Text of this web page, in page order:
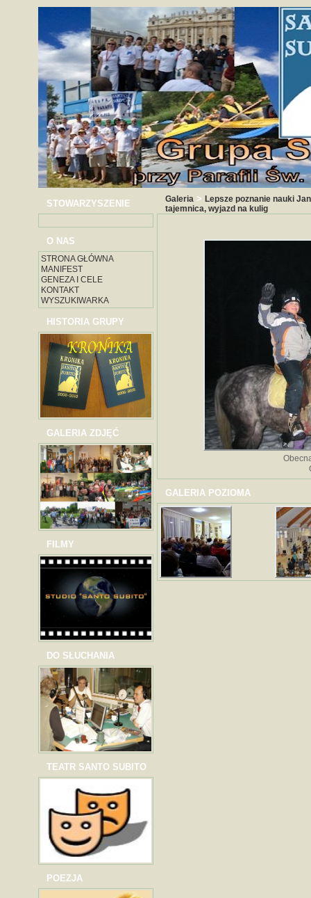
STOWARZYSZENIE
O NAS
STRONA GŁÓWNA
MANIFEST
GENEZA I CELE
KONTAKT
WYSZUKIWARKA
HISTORIA GRUPY
GALERIA ZDJĘĆ
FILMY
DO SŁUCHANIA
TEATR SANTO SUBITO
POEZJA
Galeria > Lepsze poznanie nauki
tajemnica, wyjazd na kulig
GALERIA POZIOMA